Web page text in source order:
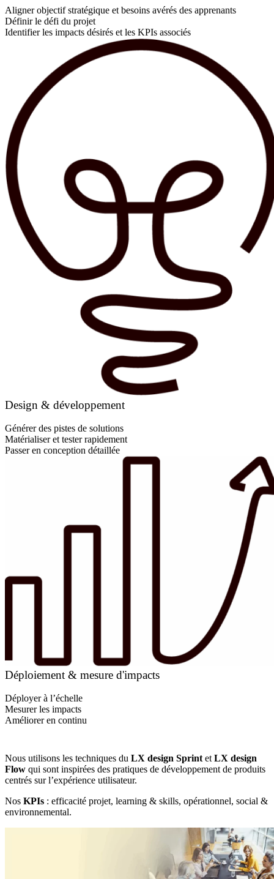
Aligner objectif stratégique et besoins avérés des apprenants
Définir le défi du projet
Identifier les impacts désirés et les KPIs associés
Design & développement
Générer des pistes de solutions
Matérialiser et tester rapidement
Passer en conception détaillée
Déploiement & mesure d'impacts
Déployer à l’échelle
Mesurer les impacts
Améliorer en continu
Nous utilisons les techniques du LX design Sprint et LX design
Flow qui sont inspirées des pratiques de développement de produits
centrés sur l’expérience utilisateur.
Nos KPIs : efficacité projet, learning & skills, opérationnel, social &
environnemental.